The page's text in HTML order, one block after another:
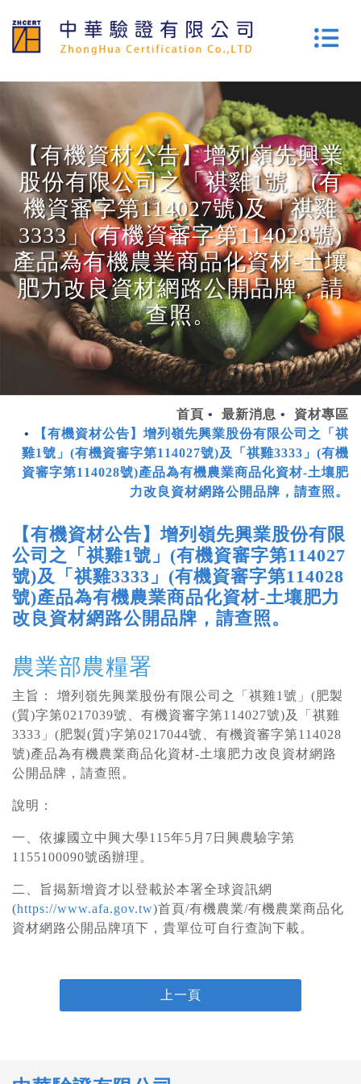
【有機資材公告】增列嶺先興業
股份有限公司之「祺雞1號」(有
機資審字第114027號)及「祺雞
3333」(有機資審字第114028號)
產品為有機農業商品化資材-土壤
肥力改良資材網路公開品牌，請
查照。
首頁 最新消息
資材專區
【有機資材公告】增列嶺先興業股份有限公司之「祺
雞1號」(有機資審字第114027號)及「祺雞3333」(有機
資審字第114028號)產品為有機農業商品化資材-土壤肥
力改良資材網路公開品牌，請查照。
【有機資材公告】增列嶺先興業股份有限
公司之「祺雞1號」(有機資審字第114027
號)及「祺雞3333」(有機資審字第114028
號)產品為有機農業商品化資材-土壤肥力
改良資材網路公開品牌，請查照。
農業部農糧署
主旨： 增列嶺先興業股份有限公司之「祺雞1號」(肥製
(質)字第0217039號、有機資審字第114027號)及「祺雞
3333」(肥製(質)字第0217044號、有機資審字第114028
號)產品為有機農業商品化資材-土壤肥力改良資材網路
公開品牌，請查照。
說明：
一、依據國立中興大學115年5月7日興農驗字第
1155100090號函辦理。
二、旨揭新增資才以登載於本署全球資訊網
(https://www.afa.gov.tw)首頁/有機農業/有機農業商品化
資材網路公開品牌項下，貴單位可自行查詢下載。
上一頁